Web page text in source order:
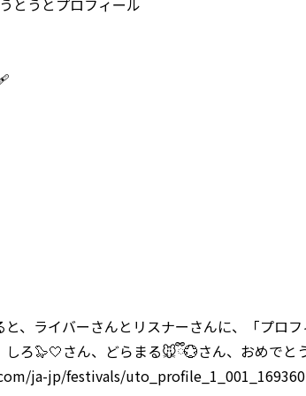
、ライバーさんとリスナーさんに、「プロ
ろ🦭🤍さん、どらまる🐭ྀི💮さん、おめでと
ja-jp/festivals/uto_profile_1_001_169360